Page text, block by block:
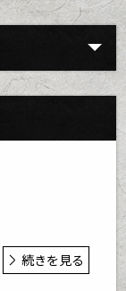
続きを見る